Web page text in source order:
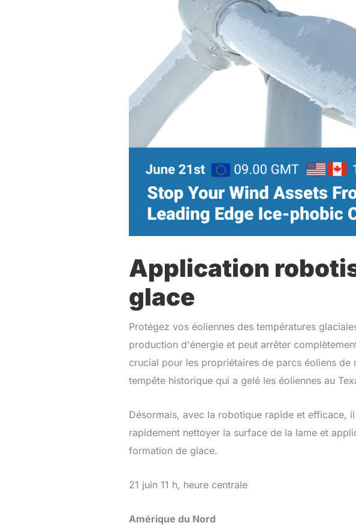
Application
glace
Protégez vos éoliennes des températures
production d'énergie et peut arrêter
crucial pour les propriétaires de parcs éoliens
tempête historique qui a gelé les éoliennes au
Désormais, avec la robotique rapide et efficace,
rapidement nettoyer la surface de la lame et
formation de glace.
21 juin 11 h, heure centrale
Amérique du Nord